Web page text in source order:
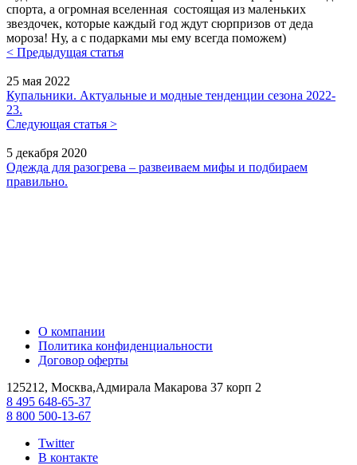
спорта, а огромная вселенная состоящая из маленьких
звездочек, которые каждый год ждут сюрпризов от деда
мороза! Ну, а с подарками мы ему всегда поможем)
< Предыдущая статья
25 мая 2022
Купальники. Актуальные и модные тенденции сезона 2022-
23.
Следующая статья >
5 декабря 2020
Одежда для разогрева – развеиваем мифы и подбираем
правильно.
О компании
Политика конфиденциальности
Договор оферты
125212, Москва,Адмирала Макарова 37 корп 2
8 495 648-65-37
8 800 500-13-67
Twitter
В контакте